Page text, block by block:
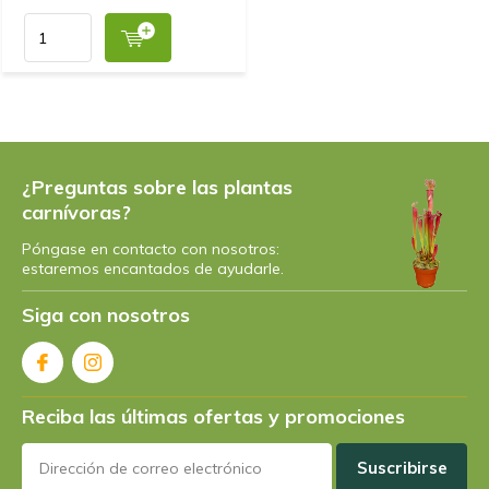
Nothing
Wunderschöne Pflanze in einem Top- Zustand. Kam
gut verpackt an und trotzdem ohne Schaden an den
Pflanzen. Sehr zu empfehlen.
+ Super Pflanzen-Qualität
Noel gaffiero
Very professional service. Plants arrived in one piece
order again.
¿Preguntas sobre las plantas
carnívoras?
Póngase en contacto con nosotros:
estaremos encantados de ayudarle.
Siga con nosotros
Reciba las últimas ofertas y promociones
Suscribirse